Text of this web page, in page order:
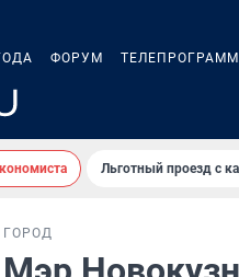
ФОРУМ
Льготный проезд с
ГОРОД